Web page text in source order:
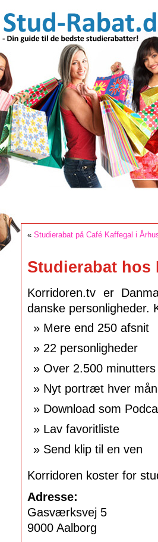
« Studierabat på Café Kaffegal i
Studierabat
Korridoren.tv er
danske personligheder.
Mere end 250 afsnit
22 personligheder
Over 2.500
Nyt portræt hver
Download som
Lav favoritliste
Send klip til en ven
Korridoren koster for
Adresse:
Gasværksvej 5
9000 Aalborg